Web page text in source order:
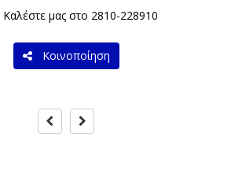
Καλέστε μας στο 2810-228910
Κοινοποίηση